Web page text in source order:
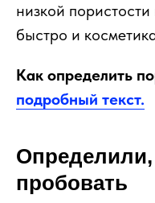
низкой пористости
быстро и
Как определить
подробный текст.
пробовать